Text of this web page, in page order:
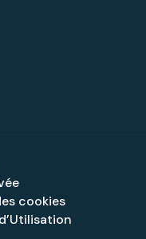
cookies